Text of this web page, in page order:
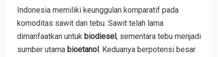
Indonesia memiliki keunggulan komparatif pada
komoditas sawit dan tebu. Sawit telah lama
dimanfaatkan untuk biodiesel, sementara tebu menjadi
sumber utama bioetanol. Keduanya berpotensi besar